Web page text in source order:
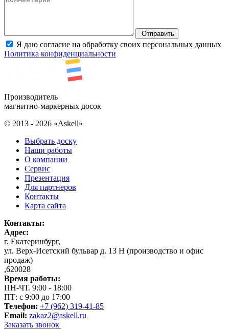
Отправить
Я даю согласие на обработку своих персональных данных
Политика конфиденциальности
Производитель
магнитно-маркерных досок
© 2013 - 2026 «Askell»
Выбрать доску
Наши работы
О компании
Сервис
Презентация
Для партнеров
Контакты
Карта сайта
Контакты:
Адрес:
г. Екатеринбург,
ул. Верх-Исетский бульвар д. 13 Н (производство и офис
продаж)
,620028
Время работы:
ПН-ЧТ. 9:00 - 18:00
ПТ: с 9:00 до 17:00
Телефон: +7 (962) 319-41-85
Email: zakaz2@askell.ru
Заказать звонок